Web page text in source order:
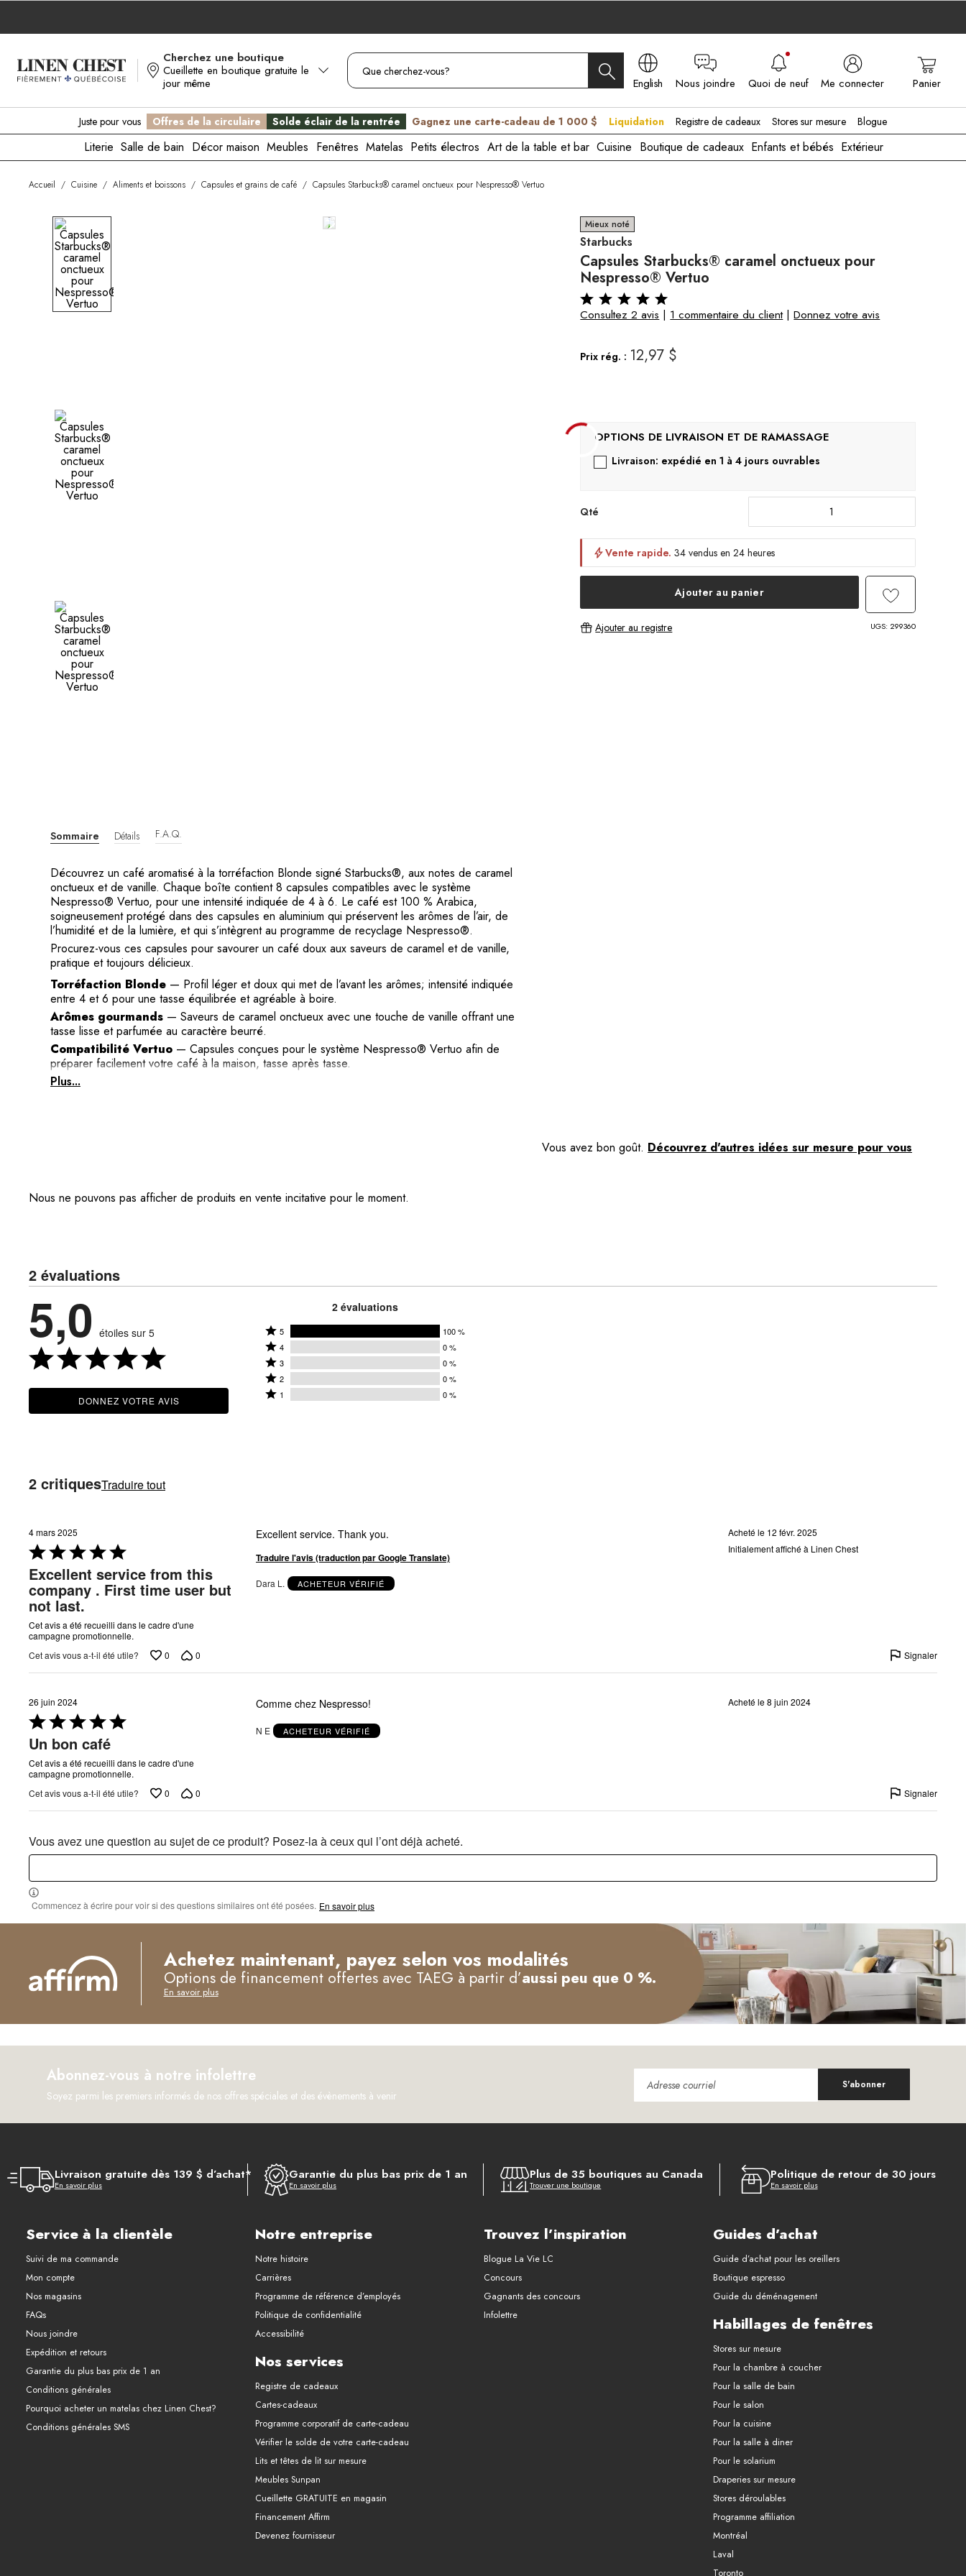
Allez
contenu
Cherchez une boutique
Cueillette en boutique gratuite le
jour même
English
CA - EN
Nous joindre Quoi de neuf Me connecter Panier
Juste pour vous Offres de la circulaire Solde éclair de la rentrée Gagnez une carte-cadeau de 1 000 $ Liquidation Registre de cadeaux Stores sur mesure Blogue
Literie Salle de bain Décor maison Meubles Fenêtres Matelas Petits électros Art de la table et bar Cuisine Boutique de cadeaux Enfants et bébés Extérieur
Accueil / Cuisine / Aliments et boissons / Capsules et grains de café / Capsules Starbucks® caramel onctueux pour Nespresso® Vertuo
Mieux noté
Starbucks
Capsules Starbucks® caramel onctueux pour
Nespresso® Vertuo
Consultez 2 avis | 1 commentaire du client |Donnez votre avis
Prix rég. : 12,97 $
Livraison: expédié en 1 à 4 jours ouvrables
Qté
Vente rapide. 34 vendus en 24 heures
Ajouter au panier
Ajouter au registre UGS: 299360
Sommaire Détails F.A.Q.
Découvrez un café aromatisé à la torréfaction Blonde signé Starbucks®, aux notes de caramel
onctueux et de vanille. Chaque boîte contient 8 capsules compatibles avec le système
Nespresso® Vertuo, pour une intensité indiquée de 4 à 6. Le café est 100 % Arabica,
soigneusement protégé dans des capsules en aluminium qui préservent les arômes de l’air, de
l’humidité et de la lumière, et qui s’intègrent au programme de recyclage Nespresso®.
Procurez-vous ces capsules pour savourer un café doux aux saveurs de caramel et de vanille,
pratique et toujours délicieux.
Torréfaction Blonde — Profil léger et doux qui met de l’avant les arômes; intensité indiquée
entre 4 et 6 pour une tasse équilibrée et agréable à boire.
Arômes gourmands — Saveurs de caramel onctueux avec une touche de vanille offrant une
tasse lisse et parfumée au caractère beurré.
Compatibilité Vertuo — Capsules conçues pour le système Nespresso® Vertuo afin de
préparer facilement votre café à la maison, tasse après tasse.
Fraîcheur préservée
Plus...
Vous avez bon goût. Découvrez d'autres idées sur mesure pour vous
Nous ne pouvons pas afficher de produits en vente incitative pour le moment.
2 évaluations
5,0 étoiles sur 5
DONNEZ VOTRE AVIS
2 évaluations
Coté
5
étoiles
par
100 %
5 100 %
Coté
4
étoiles
par
4 0 %
Coté
3
étoiles
3 0 %
Coté
2
2 0 %
Coté1 0 %
2 critiquesTraduire tout
4 mars 2025
Coté
5 sur
5
Excellent service from this
company . First time user but
not last.
Cet avis a été recueilli dans le cadre d'une
campagne promotionnelle.
Excellent service. Thank you.
Traduire l'avis (traduction par Google Translate)
Dara L. ACHETEUR VÉRIFIÉ
Acheté le 12 févr. 2025
Initialement affiché à Linen Chest
Cet avis vous a-t-il été utile? 0 0 Signaler
26 juin 2024
Coté
5 sur
5
Un bon café
Cet avis a été recueilli dans le cadre d'une
campagne promotionnelle.
Comme chez Nespresso!
N E ACHETEUR VÉRIFIÉ
Acheté le 8 juin 2024
Cet avis vous a-t-il été utile? 0 0 Signaler
Vous avez une question au sujet de ce produit? Posez-la à ceux qui l’ont déjà acheté.
Commencez à écrire pour voir si des questions similaires ont été posées. En savoir plus
Achetez maintenant, payez selon vos modalités
Options de financement offertes avec TAEG à partir d’aussi peu que 0 %.
En savoir plus
Abonnez-vous à notre infolettre
Soyez parmi les premiers informés de nos offres spéciales et des évènements à venir
S'abonner
Livraison gratuite dès 139 $ d’achat*
En savoir plus
Garantie du plus bas prix de 1 an
En savoir plus
Plus de 35 boutiques au Canada
Trouver une boutique
Politique de retour de 30 jours
En savoir plus
Service à la clientèle
Suivi de ma commande
Mon compte
Nos magasins
FAQs
Nous joindre
Expédition et retours
Garantie du plus bas prix de 1 an
Conditions générales
Pourquoi acheter un matelas chez Linen Chest?
Conditions générales SMS
Notre entreprise
Notre histoire
Carrières
Programme de référence d’employés
Politique de confidentialité
Accessibilité
Nos services
Registre de cadeaux
Cartes-cadeaux
Programme corporatif de carte-cadeau
Vérifier le solde de votre carte-cadeau
Lits et têtes de lit sur mesure
Meubles Sunpan
Cueillette GRATUITE en magasin
Financement Affirm
Devenez fournisseur
Trouvez l’inspiration
Blogue La Vie LC
Concours
Gagnants des concours
Infolettre
Guides d’achat
Guide d’achat pour les oreillers
Boutique espresso
Guide du déménagement
Habillages de fenêtres
Stores sur mesure
Pour la chambre à coucher
Pour la salle de bain
Pour le salon
Pour la cuisine
Pour la salle à diner
Pour le solarium
Draperies sur mesure
Stores déroulables
Programme affiliation
Montréal
Laval
Toronto